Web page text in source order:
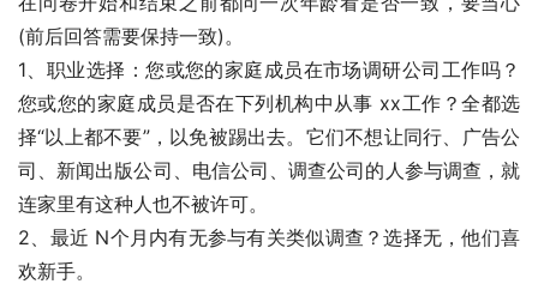
(前后回答需要保持一致)。
1、职业选择：您或您的家庭成员在市场调研公司工作吗？
您或您的家庭成员是否在下列机构中从事 xx工作？全都选
择“以上都不要”，以免被踢出去。它们不想让同行、广告公
司、新闻出版公司、电信公司、调查公司的人参与调查，就
连家里有这种人也不被许可。
2、最近 N个月内有无参与有关类似调查？选择无，他们喜
欢新手。